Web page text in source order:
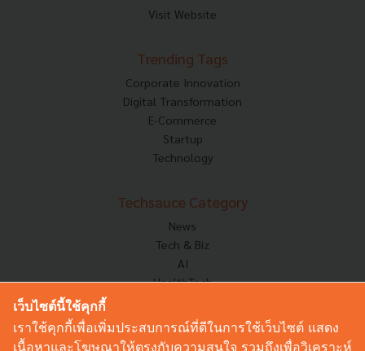
Visit Website
Trending Tags
Corporate Innovation
Digital Transformation
E-Commerce
Startup
Technology
Techsauce Category
News
Tech & Biz
AI
HealthTech
Corp Innov
Saucy Thoughts
เว็บไซต์นี้ใช้คุกกี้
เราใช้คุกกี้เพื่อเพิ่มประสบการณ์ที่ดีในการใช้เว็บไซต์ แสดง
เนื้อหาและโฆษณาให้ตรงกับความสนใจ รวมถึงเพื่อวิเคราะห์